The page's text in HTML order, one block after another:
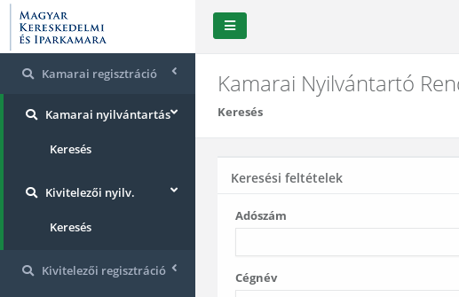
Kamarai regisztráció
Kamarai nyilvántartás
Keresés
Kivitelezői nyilv.
Keresés
Kivitelezői regisztráció
Kamarai Nyilvántartó
Keresés
Keresési feltételek
Adószám
Cégnév